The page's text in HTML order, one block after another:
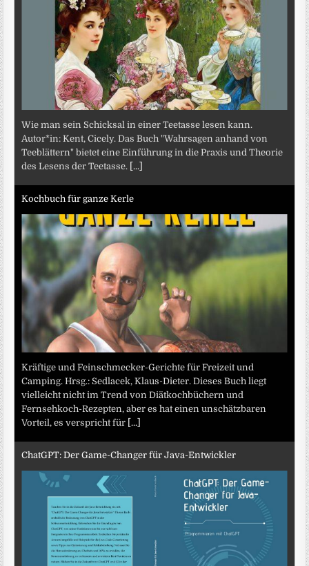
Wie man sein Schicksal in einer Teetasse lesen kann.
Autor*in: Kent, Cicely. Das Buch "Wahrsagen anhand von
Teeblättern" bietet eine Einführung in die Praxis und Theorie
des Lesens der Teetasse. [...]
Kochbuch für ganze Kerle
Kräftige und Feinschmecker-Gerichte für Freizeit und
Camping. Hrsg.: Sedlacek, Klaus-Dieter. Dieses Buch liegt
vielleicht nicht im Trend von Diätkochbüchern und
Fernsehkoch-Rezepten, aber es hat einen unschätzbaren
Vorteil, es verspricht für [...]
ChatGPT: Der Game-Changer für Java-Entwickler